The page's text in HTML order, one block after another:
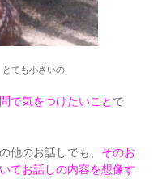
ても小さいの
で気をつけたいこと で
他のお話しでも、 そのお
てお話しの内容を想像す